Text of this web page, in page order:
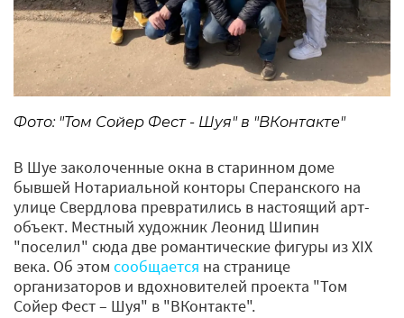
Фото: "Том Сойер Фест - Шуя" в "ВКонтакте"
В Шуе заколоченные окна в старинном доме
бывшей Нотариальной конторы Сперанского на
улице Свердлова превратились в настоящий арт-
объект. Местный художник Леонид Шипин
"поселил" сюда две романтические фигуры из XIX
века. Об этом сообщается на странице
организаторов и вдохновителей проекта "Том
Сойер Фест – Шуя" в "ВКонтакте".